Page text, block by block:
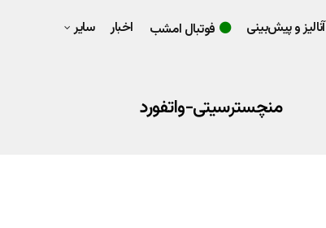
آنالیز و پیش‌بینی فوتبال امشب اخبار سایر
منچسترسیتی-واتفورد